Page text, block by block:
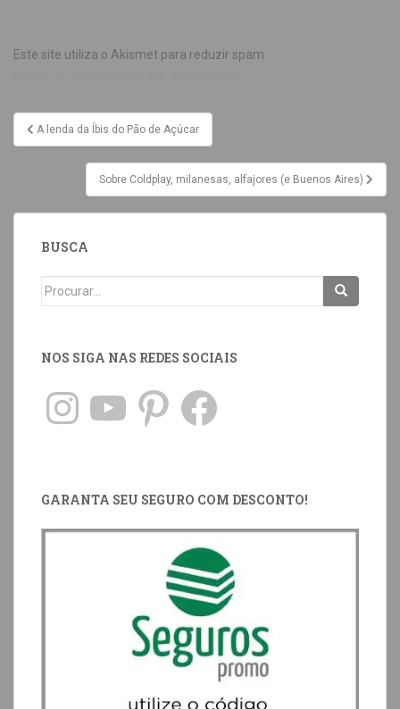
Este site utiliza o Akismet para reduzir spam.
A lenda da Íbis do Pão de Açúcar
Sobre Coldplay, milanesas, alfajores (e Buenos Aires)
BUSCA
NOS SIGA NAS REDES SOCIAIS
GARANTA SEU SEGURO COM DESCONTO!